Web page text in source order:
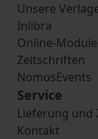
Unsere
Inlibra
Online-Module
Zeitschriften
NomosEvents
Service
Lieferung und
Kontakt